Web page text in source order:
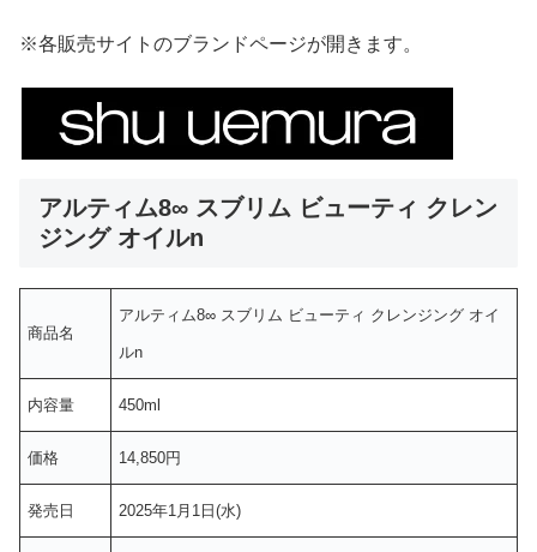
※各販売サイトのブランドページが開きます。
アルティム8∞ スブリム ビューティ クレン
ジング オイルn
商品名
アルティム8∞ スブリム ビューティ クレンジング オイ
ルn
内容量 450ml
価格 14,850円
発売日 2025年1月1日(水)